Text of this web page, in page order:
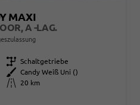
MAXI
A -LAG.
Getriebe Schaltgetriebe
Außenfarbe
Candy Weiß Uni ()
Kilometerstand
20 km